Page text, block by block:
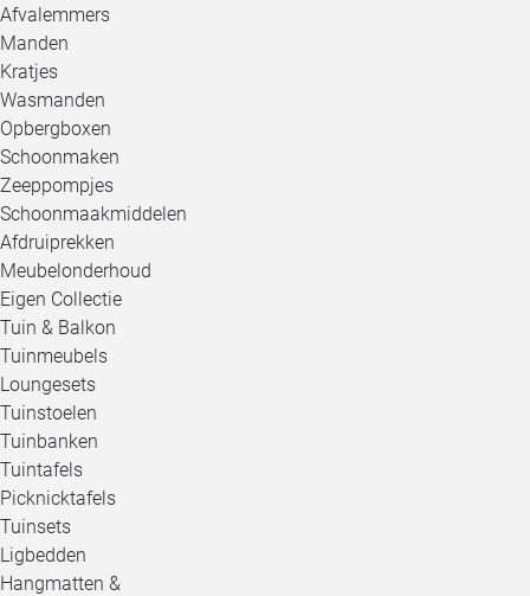
Afvalemmers
Manden
Kratjes
Wasmanden
Opbergboxen
Schoonmaken
Zeeppompjes
Schoonmaakmiddelen
Afdruiprekken
Meubelonderhoud
Eigen Collectie
Tuin & Balkon
Tuinmeubels
Loungesets
Tuinstoelen
Tuinbanken
Tuintafels
Picknicktafels
Tuinsets
Ligbedden
Hangmatten &